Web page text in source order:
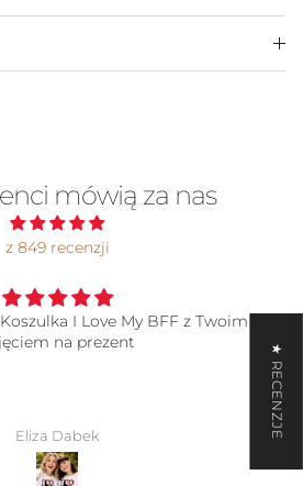
mówią za nas
z 849 recenzji
I Love My BFF z Twoim
na prezent
Dabek ★ RECENZJE